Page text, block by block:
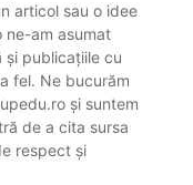
articol sau o idee
ne-am asumat
și publicațiile cu
fel. Ne bucurăm
și suntem
de a cita sursa
respect și